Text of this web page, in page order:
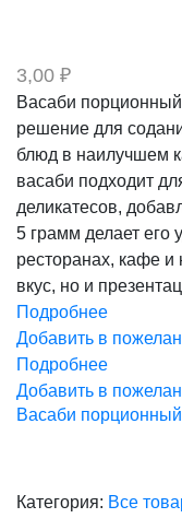
3,00 ₽
Васаби
решение для
блюд в наилучшем
васаби подходит
деликатесов,
5 грамм делает его
ресторанах, кафе и
вкус, но и
Подробнее
Добавить в
Подробнее
Добавить в
Васаби
Категория: Все